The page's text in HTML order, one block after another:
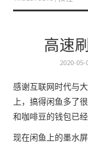
高速
2020-05-
感谢互联网时代与
上，搞得闲鱼多了
和咖啡豆的钱包已经
现在闲鱼上的墨水